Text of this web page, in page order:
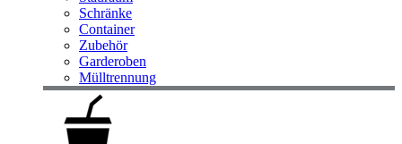
Schränke
Container
Zubehör
Garderoben
Mülltrennung